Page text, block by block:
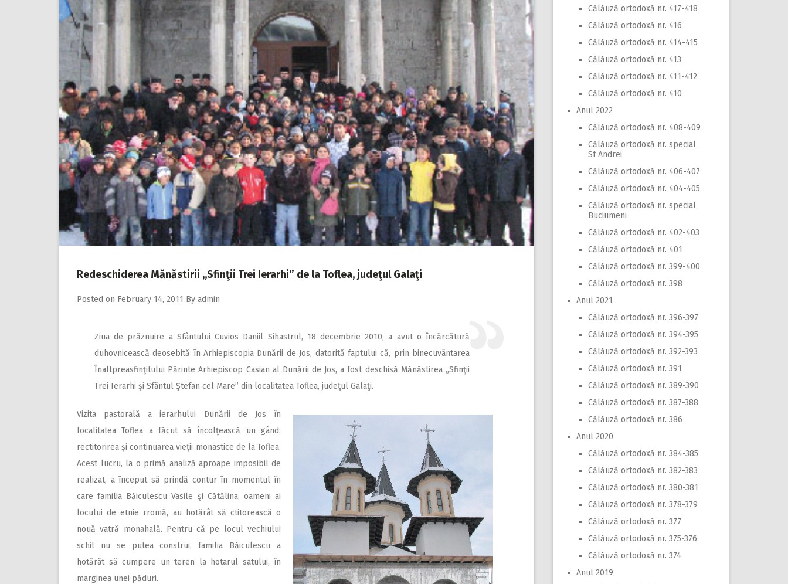
Redeschiderea Mănăstirii ,,Sfinţii Trei Ierarhi” de la Toflea, judeţul Galaţi
Posted on February 14, 2011 By admin
Ziua de prăznuire a Sfântului Cuvios Daniil Sihastrul, 18 decembrie 2010, a avut o încărcătură
duhovnicească deosebită în Arhiepiscopia Dunării de Jos, datorită faptului că, prin binecuvântarea
Înaltpreasfinţitului Părinte Arhiepiscop Casian al Dunării de Jos, a fost deschisă Mănăstirea „Sfinţii
Trei Ierarhi şi Sfântul Ştefan cel Mare” din localitatea Toflea, judeţul Galaţi.
Vizita pastorală a ierarhului Dunării de Jos în
localitatea Toflea a făcut să încolţească un gând:
rectitorirea şi continuarea vieţii monastice de la Toflea.
Acest lucru, la o primă analiză aproape imposibil de
realizat, a început să prindă contur în momentul în
care familia Băiculescu Vasile şi Cătălina, oameni ai
locului de etnie rromă, au hotărât să ctitorească o
nouă vatră monahală. Pentru că pe locul vechiului
schit nu se putea construi, familia Băiculescu a
hotărât să cumpere un teren la hotarul satului, în
marginea unei păduri.
Călăuză ortodoxă nr. 417-418
Călăuză ortodoxă nr. 416
Călăuză ortodoxă nr. 414-415
Călăuză ortodoxă nr. 413
Călăuză ortodoxă nr. 411-412
Călăuză ortodoxă nr. 410
Anul 2022
Călăuză ortodoxă nr. 408-409
Călăuză ortodoxă nr. special
Sf Andrei
Călăuză ortodoxă nr. 406-407
Călăuză ortodoxă nr. 404-405
Călăuză ortodoxă nr. special
Buciumeni
Călăuză ortodoxă nr. 402-403
Călăuză ortodoxă nr. 401
Călăuză ortodoxă nr. 399-400
Călăuză ortodoxă nr. 398
Anul 2021
Călăuză ortodoxă nr. 396-397
Călăuză ortodoxă nr. 394-395
Călăuză ortodoxă nr. 392-393
Călăuză ortodoxă nr. 391
Călăuză ortodoxă nr. 389-390
Călăuză ortodoxă nr. 387-388
Călăuză ortodoxă nr. 386
Anul 2020
Călăuză ortodoxă nr. 384-385
Călăuză ortodoxă nr. 382-383
Călăuză ortodoxă nr. 380-381
Călăuză ortodoxă nr. 378-379
Călăuză ortodoxă nr. 377
Călăuză ortodoxă nr. 375-376
Călăuză ortodoxă nr. 374
Anul 2019